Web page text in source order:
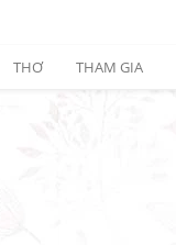
THƠ THAM GIA